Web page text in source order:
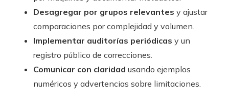
Desagregar por grupos relevantes y ajustar
comparaciones por complejidad y volumen.
Implementar auditorías periódicas y un
registro público de correcciones.
Comunicar con claridad usando ejemplos
numéricos y advertencias sobre limitaciones.